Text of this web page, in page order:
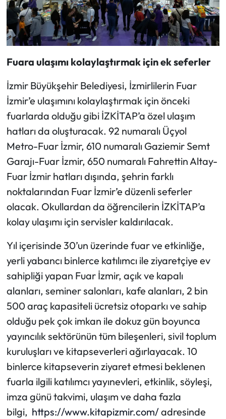
Fuara ulaşımı kolaylaştırmak için ek seferler
İzmir Büyükşehir Belediyesi, İzmirlilerin Fuar
İzmir’e ulaşımını kolaylaştırmak için önceki
fuarlarda olduğu gibi İZKİTAP’a özel ulaşım
hatları da oluşturacak. 92 numaralı Üçyol
Metro-Fuar İzmir, 610 numaralı Gaziemir Semt
Garajı-Fuar İzmir, 650 numaralı Fahrettin Altay-
Fuar İzmir hatları dışında, şehrin farklı
noktalarından Fuar İzmir’e düzenli seferler
olacak. Okullardan da öğrencilerin İZKİTAP’a
kolay ulaşımı için servisler kaldırılacak.
Yıl içerisinde 30’un üzerinde fuar ve etkinliğe,
yerli yabancı binlerce katılımcı ile ziyaretçiye ev
sahipliği yapan Fuar İzmir, açık ve kapalı
alanları, seminer salonları, kafe alanları, 2 bin
500 araç kapasiteli ücretsiz otoparkı ve sahip
olduğu pek çok imkan ile dokuz gün boyunca
yayıncılık sektörünün tüm bileşenleri, sivil toplum
kuruluşları ve kitapseverleri ağırlayacak. 10
binlerce kitapseverin ziyaret etmesi beklenen
fuarla ilgili katılımcı yayınevleri, etkinlik, söyleşi,
imza günü takvimi, ulaşım ve daha fazla
bilgi, https://www.kitapizmir.com/adresinde